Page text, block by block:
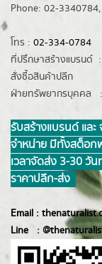
Phone: 02-
โทร : 02-334-0784
ที่ปรึกษาสร้างแบรนด์ :
สั่งซื้อสินค้าปลีก
ฝ่ายทรัพยากรบุคคล :
รับสร้างแบรนด์ แล
จำหน่าย มีทั้งสต็อก
เวลาจัดส่ง 3-30 วั
ราคาปลีก-ส่ง
Email :
Line : @thenatur